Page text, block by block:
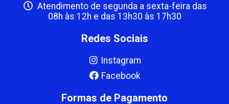
Atendimento de segunda a sexta-feira das
08h às 12h e das 13h30 às 17h30
Redes Sociais
Instagram
Facebook
Formas de Pagamento